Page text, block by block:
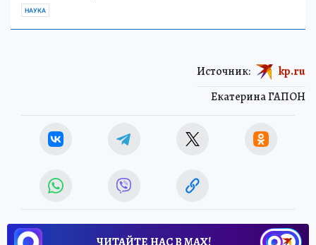
НАУКА
Екатерина ГАПОН
Источник: kp.ru